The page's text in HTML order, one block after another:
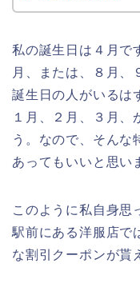
私の誕生日は４月で
月、または、８月、
誕生日の人がいるは
１月、２月、３月、
う。なので、そんな
あってもいいと思い
このように私自身思
駅前にある洋服店で
な割引クーポンが貰